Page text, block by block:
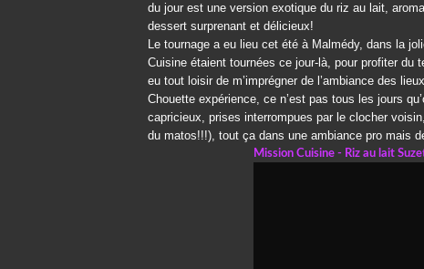
du jour est une version exotique du riz au lait,
dessert surprenant et délicieux!
Le tournage a eu lieu cet été à Malmédy, dans la
Cuisine étaient tournées ce jour-là, pour profiter du
eu tout loisir de m’imprégner de l’ambiance des
Chouette expérience, ce n’est pas tous les jours
capricieux, prises interrompues par le clocher
du matos!!!), tout ça dans une ambiance pro mais
Mission Cuisine - Riz au lait